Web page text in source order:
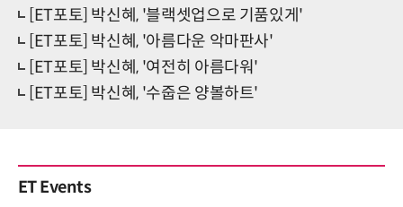
[ET포토] 박신혜, '블랙셋업으로 기품있게'
[ET포토] 박신혜, '아름다운 악마판사'
[ET포토] 박신혜, '여전히 아름다워'
[ET포토] 박신혜, '수줍은 양볼하트'
ET Events